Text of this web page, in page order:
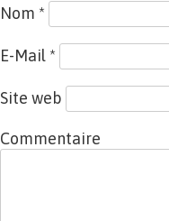
Nom *
E-Mail *
Site web
Commentaire